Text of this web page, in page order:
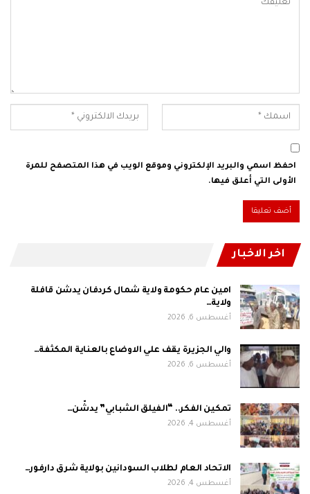
احفظ اسمي والبريد الإلكتروني وموقع الويب في هذا المتصفح للمرة
الأولى التي أعلق فيها.
اخر الاخبار
امين عام حكومة ولاية شمال كردفان يدشن قافلة
ولاية…
أغسطس 6, 2026
والي الجزيرة يقف علي الاوضاع بالعناية المكثفة…
أغسطس 6, 2026
تمكين الفكر.. “الفيلق الشبابي” يدشّن…
أغسطس 4, 2026
الاتحاد العام لطلاب السودانين بولاية شرق دارفور…
أغسطس 4, 2026